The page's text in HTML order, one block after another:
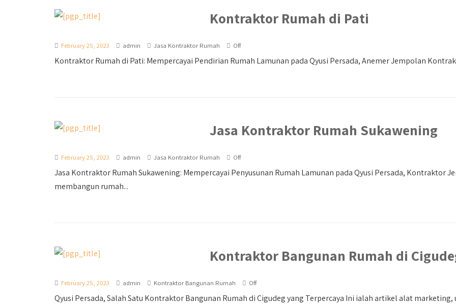
Kontraktor Rumah di Pati
February 25, 2023 admin Jasa Kontraktor Rumah Off
Kontraktor Rumah di Pati: Mempercayai Pendirian Rumah Lamunan pada Qyusi Persada, Anemer Jempolan
Jasa Kontraktor Rumah Sukawening
February 25, 2023 admin Jasa Kontraktor Rumah Off
Jasa Kontraktor Rumah Sukawening: Mempercayai Penyusunan Rumah Lamunan pada Qyusi Persada, Kontraktor
membangun rumah...
Kontraktor Bangunan Rumah di
February 25, 2023 admin Kontraktor Bangunan Rumah Off
Qyusi Persada, Salah Satu Kontraktor Bangunan Rumah di Cigudeg yang Terpercaya Ini ialah artikel alat